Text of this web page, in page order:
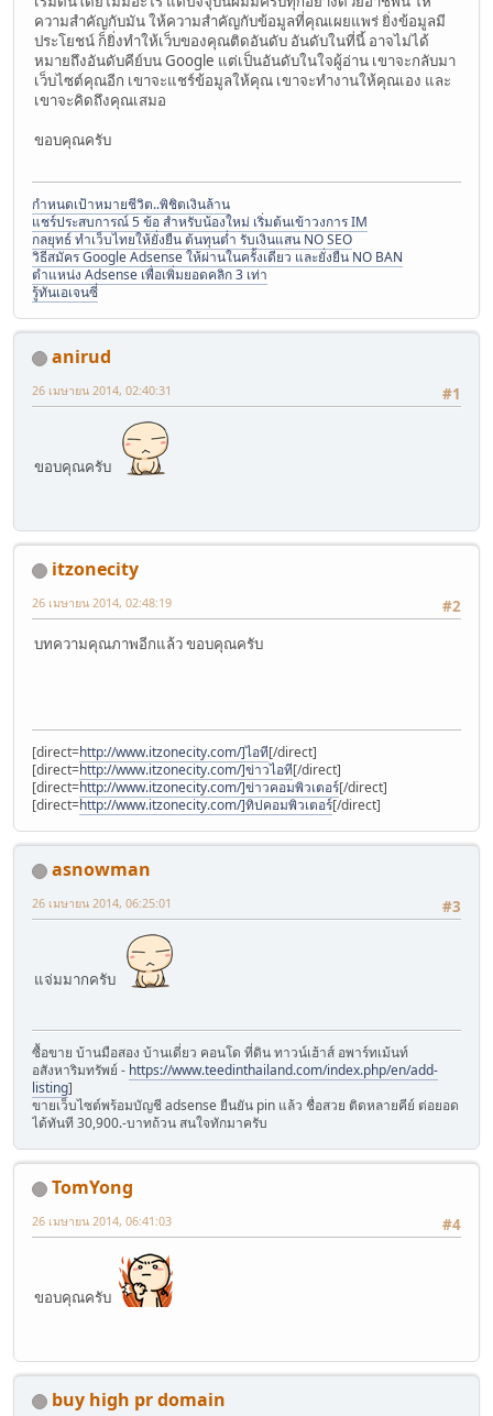
ความสำคัญกับมัน ให้ความสำคัญกับข้อมูลที่คุณเผยแพร่ ยิ่งข้อมูลมี
ประโยชน์ ก็ยิ่งทำให้เว็บของคุณติดอันดับ อันดับในที่นี้ อาจไม่ได้
หมายถึงอันดับคีย์บน Google แต่เป็นอันดับในใจผู้อ่าน เขาจะกลับมา
เว็บไซต์คุณอีก เขาจะแชร์ข้อมูลให้คุณ เขาจะทำงานให้คุณเอง และ
เขาจะคิดถึงคุณเสมอ
ขอบคุณครับ
กำหนดเป้าหมายชีวิต..พิชิตเงินล้าน
แชร์ประสบการณ์ 5 ข้อ สำหรับน้องใหม่ เริ่มต้นเข้าวงการ IM
กลยุทธ์ ทำเว็บไทยให้ยั่งยืน ต้นทุนต่ำ รับเงินแสน NO SEO
วิธีสมัคร Google Adsense ให้ผ่านในครั้งเดียว และยั่งยืน NO BAN
ตำแหน่ง Adsense เพื่อเพิ่มยอดคลิก 3 เท่า
รู้ทันเอเจนซี่
anirud
#1
26 เมษายน 2014, 02:40:31
ขอบคุณครับ
itzonecity
#2
26 เมษายน 2014, 02:48:19
บทความคุณภาพอีกแล้ว ขอบคุณครับ
[direct=http://www.itzonecity.com/]ไอที[/direct]
[direct=http://www.itzonecity.com/]ข่าวไอที[/direct]
[direct=http://www.itzonecity.com/]ข่าวคอมพิวเตอร์[/direct]
[direct=http://www.itzonecity.com/]ทิปคอมพิวเตอร์[/direct]
asnowman
#3
26 เมษายน 2014, 06:25:01
แจ่มมากครับ
ซื้อขาย บ้านมือสอง บ้านเดี่ยว คอนโด ที่ดิน ทาวน์เฮ้าส์ อพาร์ทเม้นท์
อสังหาริมทรัพย์ - https://www.teedinthailand.com/index.php/en/add-
listing]
ขายเว็บไซต์พร้อมบัญชี adsense ยืนยัน pin แล้ว ชื่อสวย ติดหลายคีย์ ต่อยอด
ได้ทันที 30,900.-บาทถ้วน สนใจทักมาครับ
TomYong
#4
26 เมษายน 2014, 06:41:03
ขอบคุณครับ
buy high pr domain